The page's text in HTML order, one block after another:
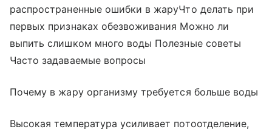
распространенные ошибки в жаруЧто делать при
первых признаках обезвоживания Можно ли
выпить слишком много воды Полезные советы
Часто задаваемые вопросы
Почему в жару организму требуется больше воды
Высокая температура усиливает потоотделение,